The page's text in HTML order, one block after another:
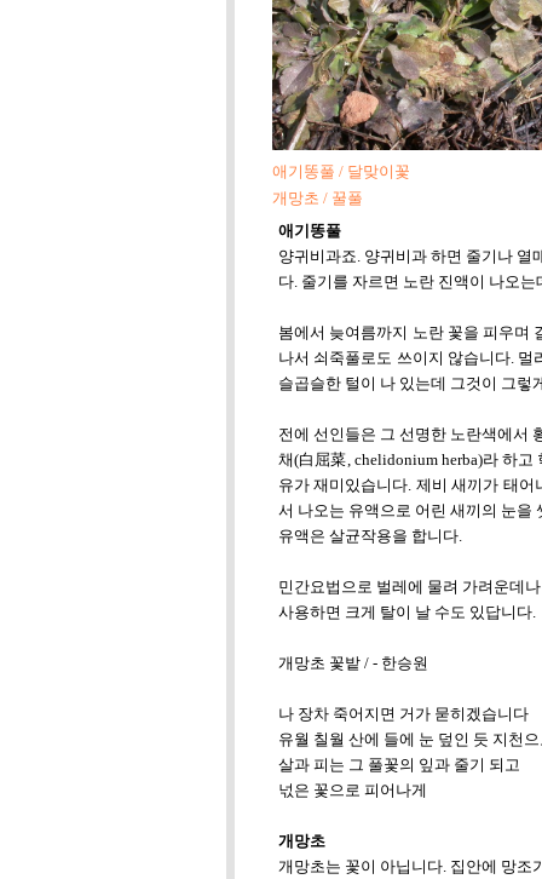
애기똥풀 / 달맞이꽃
개망초 / 꿀풀
애기똥풀
양귀비과죠. 양귀비과 하면 줄기나
다. 줄기를 자르면 노란 진액이 나오
봄에서 늦여름까지 노란 꽃을 피우며
나서 쇠죽풀로도 쓰이지 않습니다.
슬곱슬한 털이 나 있는데 그것이 그렇
전에 선인들은 그 선명한 노란색에서
채(白屈菜, chelidonium herba)라 하
유가 재미있습니다. 제비 새끼가 태
서 나오는 유액으로 어린 새끼의 눈을
유액은 살균작용을 합니다.
민간요법으로 벌레에 물려 가려운데
사용하면 크게 탈이 날 수도 있답니다.
개망초 꽃밭 / - 한승원
나 장차 죽어지면 거가 묻히겠습니다
유월 칠월 산에 들에 눈 덮인 듯 지천
살과 피는 그 풀꽃의 잎과 줄기 되고
넋은 꽃으로 피어나게
개망초
개망초는 꽃이 아닙니다. 집안에 망조